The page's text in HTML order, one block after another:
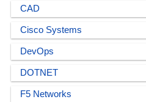
CAD
Cisco Systems
DevOps
DOTNET
F5 Networks